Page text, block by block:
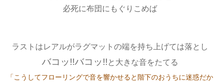
必死に布団にもぐりこめば
ラストはレアルがラグマットの端を持ち上げては落とし
バコッ!!バコッ!! と大きな音をたてる
「こうしてフローリングで音を響かせると階下のおうちに迷惑だか